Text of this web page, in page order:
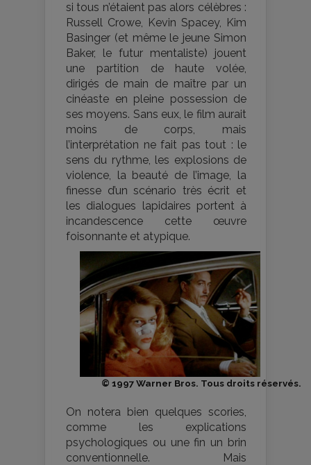
si tous n’étaient pas alors célèbres :
Russell Crowe, Kevin Spacey, Kim
Basinger (et même le jeune Simon
Baker, le futur mentaliste) jouent
une partition de haute volée,
dirigés de main de maître par un
cinéaste en pleine possession de
ses moyens. Sans eux, le film aurait
moins de corps, mais
l’interprétation ne fait pas tout : le
sens du rythme, les explosions de
violence, la beauté de l’image, la
finesse d’un scénario très écrit et
les dialogues lapidaires portent à
incandescence cette œuvre
foisonnante et atypique.
© 1997 Warner Bros. Tous droits réservés.
On notera bien quelques scories,
comme les explications
psychologiques ou une fin un brin
conventionnelle. Mais